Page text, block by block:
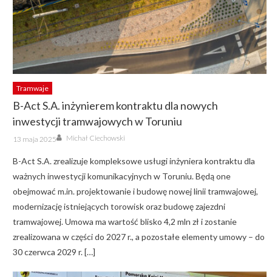
Tramwaje
B-Act S.A. inżynierem kontraktu dla nowych
inwestycji tramwajowych w Toruniu
Posted
on
13 maja 2025 Author
Michał Ciechowski
B-Act S.A. zrealizuje kompleksowe usługi inżyniera kontraktu dla
ważnych inwestycji komunikacyjnych w Toruniu. Będą one
obejmować m.in. projektowanie i budowę nowej linii tramwajowej,
modernizację istniejących torowisk oraz budowę zajezdni
tramwajowej. Umowa ma wartość blisko 4,2 mln zł i zostanie
zrealizowana w części do 2027 r., a pozostałe elementy umowy – do
30 czerwca 2029 r. […]